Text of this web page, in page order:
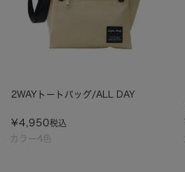
カラー4色
2WAYトートバッグ/ALL DAY
¥4,950税込